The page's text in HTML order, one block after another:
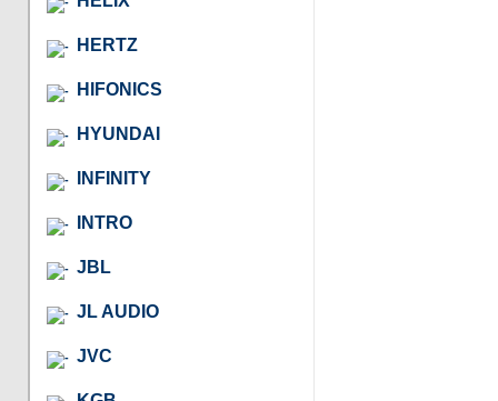
HERTZ
HIFONICS
HYUNDAI
INFINITY
INTRO
JBL
JL AUDIO
JVC